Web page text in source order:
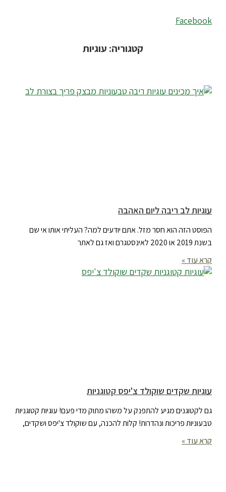
Facebook
קטגוריה: עוגיות
עוגיות לב ריבה ליום האהבה
הפוסט הזה הוא חסר מזל. אתם יודעים למה? העליתי אותו אי שם
בשנת 2019 או 2020 לאינסטגרם ואז גם לאתר
קרא עוד »
עוגיות שקדים שוקולד צ'יפס קטוגניות
גם לקטוגנים מגיע להתפנק על משהו מתוק מדי פעם! עוגיות קטוגניות
טבעוניות פריכות ונהדרות! קלות להכנה, עם שוקולד צ'יפס ושקדים,
קרא עוד »